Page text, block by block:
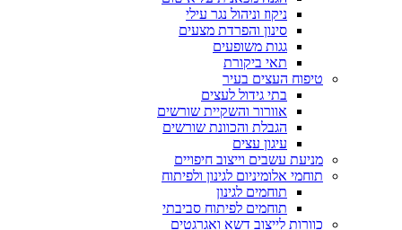
ניקוז וניהול נגר עילי
סינון והפרדת מצעים
גגות משופעים
תאי ביקורת
טיפוח העצים בעיר
בתי גידול לעצים
אוורור והשקיית שורשים
הגבלת והכוונת שורשים
עיגון עצים
מניעת עשבים וייצוב חיפויים
תוחמי אלומיניום לגינון ולפיתוח
תוחמים לגינון
תוחמים לפיתוח סביבתי
כוורות לייצוב דשא ואגרגטים